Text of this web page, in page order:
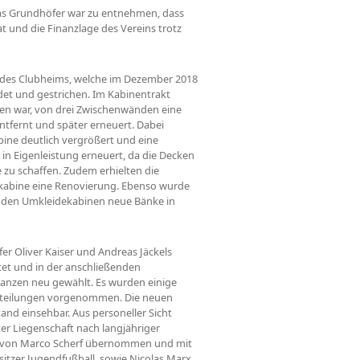
Grundhöfer war zu entnehmen, dass
und die Finanzlage des Vereins trotz
Clubheims, welche im Dezember 2018
und gestrichen. Im Kabinentrakt
war, von drei Zwischenwänden eine
und später erneuert. Dabei
deutlich vergrößert und eine
Eigenleistung erneuert, da die Decken
schaffen. Zudem erhielten die
eine Renovierung. Ebenso wurde
Umkleidekabinen neue Bänke in
Oliver Kaiser und Andreas Jäckels
und in der anschließenden
neu gewählt. Es wurden einige
vorgenommen. Die neuen
einsehbar. Aus personeller Sicht
Liegenschaft nach langjähriger
Marco Scherf übernommen und mit